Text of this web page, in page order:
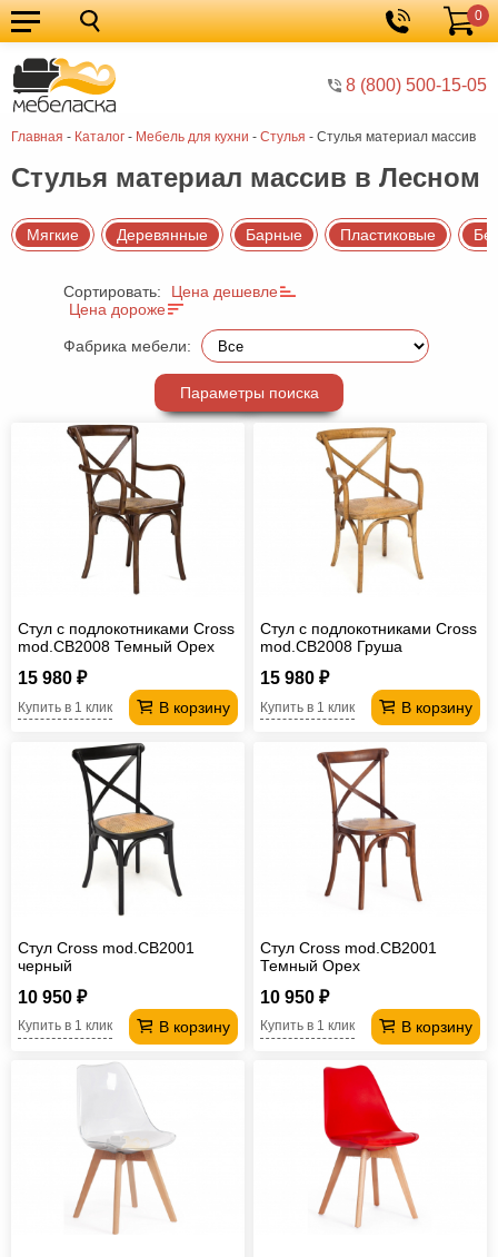
8 (800) 500-15-05
Корзина
0
Главная - Каталог - Мебель для кухни - Стулья - Стулья материал массив
Кухонные
гарнитуры
Мебель
для
кухни
Мебель
для
спальни
Кровати
Шкафы
Диваны
мебель
Детская
мебель
Мебель
гостиную
прихожей
компьютер
для
Мебель
Кресла-
Косметологическое
оборудование
Стулья материал массив в Лесном
Мягкие Деревянные Барные Пластиковые
Сортировать:
Цена дешевле
Цена дороже
Фабрика мебели:
Параметры поиска
Стул с подлокотниками Cross
mod.CB2008 Темный Орех
15 980 ₽
В корзину
Купить в 1 клик
Стул с подлокотниками Cross
mod.CB2008 Груша
15 980 ₽
В корзину
Купить в 1 клик
Стул Cross mod.CB2001
черный
10 950 ₽
В корзину
Купить в 1 клик
Стул Cross mod.CB2001
Темный Орех
10 950 ₽
В корзину
Купить в 1 клик